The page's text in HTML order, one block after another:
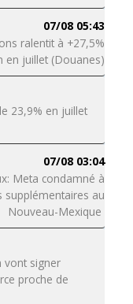
07/08 05:43
ralentit à +27,5%
en juillet (Douanes)
23,9% en juillet
07/08 03:04
Meta condamné à
supplémentaires au
Nouveau-Mexique
vont signer
proche de